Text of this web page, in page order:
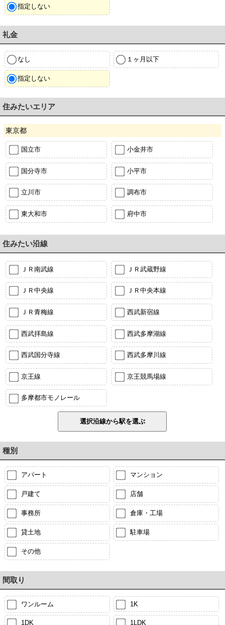
指定しない
礼金
なし １ヶ月以下
指定しない
住みたいエリア
東京都
国立市 小金井市
国分寺市 小平市
立川市 調布市
東大和市 府中市
住みたい沿線
ＪＲ南武線 ＪＲ武蔵野線
ＪＲ中央線 ＪＲ中央本線
ＪＲ青梅線 西武新宿線
西武拝島線 西武多摩湖線
西武国分寺線 西武多摩川線
京王線 京王競馬場線
多摩都市モノレール
種別
アパート マンション
戸建て 店舗
事務所 倉庫・工場
貸土地 駐車場
その他
間取り
ワンルーム 1K
1DK 1LDK